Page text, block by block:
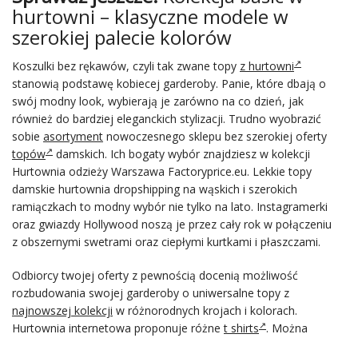
hurtowni – klasyczne modele w
szerokiej palecie kolorów
Koszulki bez rękawów, czyli tak zwane topy z hurtowni
stanowią podstawę kobiecej garderoby. Panie, które dbają o
swój modny look, wybierają je zarówno na co dzień, jak
również do bardziej eleganckich stylizacji. Trudno wyobrazić
sobie asortyment nowoczesnego sklepu bez szerokiej oferty
topów
damskich. Ich bogaty wybór znajdziesz w kolekcji
Hurtownia odzieży Warszawa Factoryprice.eu. Lekkie topy
damskie hurtownia dropshipping na wąskich i szerokich
ramiączkach to modny wybór nie tylko na lato. Instagramerki
oraz gwiazdy Hollywood noszą je przez cały rok w połączeniu
z obszernymi swetrami oraz ciepłymi kurtkami i płaszczami.
Odbiorcy twojej oferty z pewnością docenią możliwość
rozbudowania swojej garderoby o uniwersalne topy z
najnowszej kolekcji w różnorodnych krojach i kolorach.
Hurtownia internetowa proponuje różnet shirts . Można